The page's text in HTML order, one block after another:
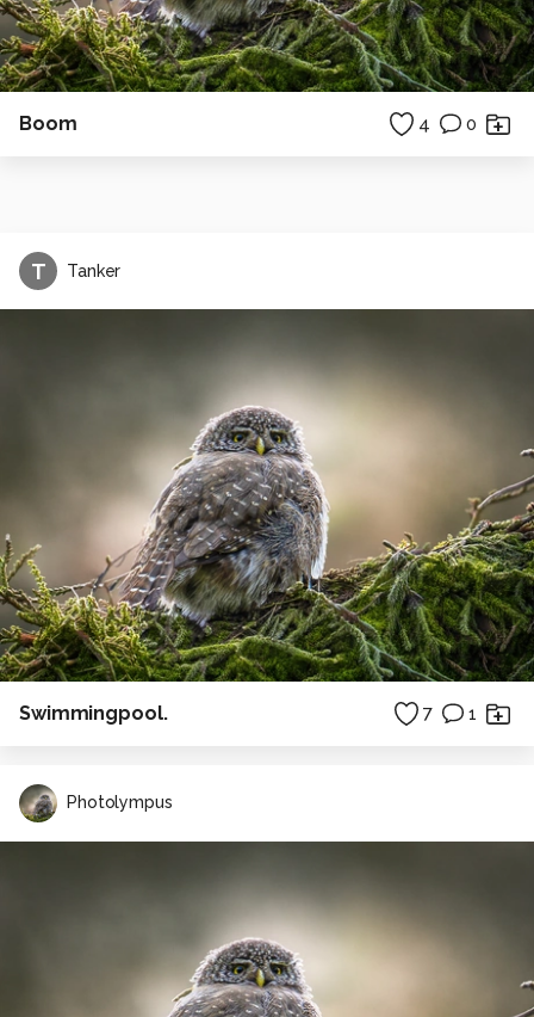
Boom 4 0
T Tanker
Swimmingpool. 7 1
Photolympus